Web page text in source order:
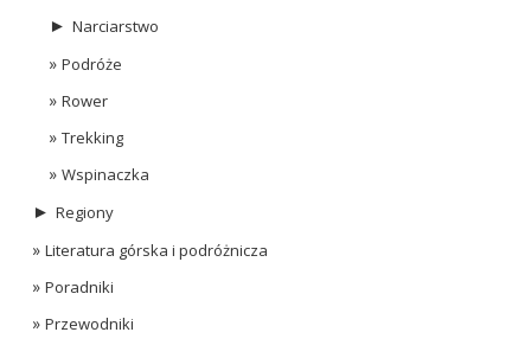
► Narciarstwo
Podróże
Rower
Trekking
Wspinaczka
► Regiony
Literatura górska i podróżnicza
Poradniki
Przewodniki